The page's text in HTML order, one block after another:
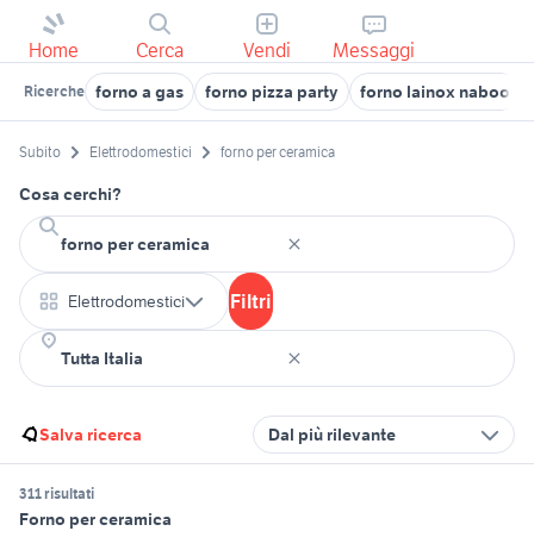
Home Cerca Vendi Messaggi
Ricerche forno a gas forno pizza party forno lainox naboo
Subito Elettrodomestici forno per ceramica
Cosa cerchi?
Elettrodomestici Filtri
Salva ricerca Dal più rilevante
311 risultati
Forno per ceramica